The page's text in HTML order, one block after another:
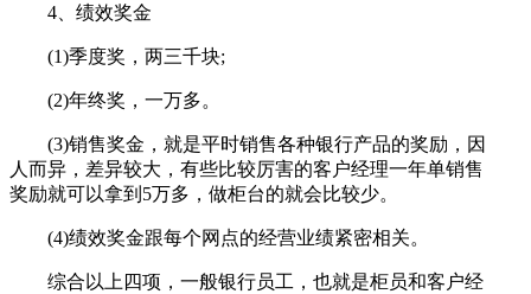
4、绩效奖金
(1)季度奖，两三千块;
(2)年终奖，一万多。
(3)销售奖金，就是平时销售各种银行产品的奖励，因
人而异，差异较大，有些比较厉害的客户经理一年单销售
奖励就可以拿到5万多，做柜台的就会比较少。
(4)绩效奖金跟每个网点的经营业绩紧密相关。
综合以上四项，一般银行员工，也就是柜员和客户经